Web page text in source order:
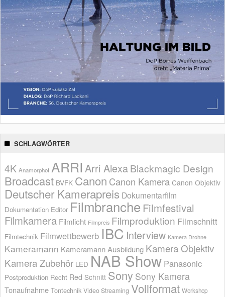
SCHLAGWÖRTER
4K Anamorphot ARRI Arri AlexaBlackmagic Design
Broadcast BVFK Canon Canon Kamera Canon Objektiv
Deutscher Kamerapreis Dokumentarfilm
Dokumentation Editor Filmbranche Filmfestival
Filmkamera Filmlicht Filmpreis Filmproduktion Filmschnitt
Filmtechnik Filmwettbewerb IBC Interview Kamera Drohne
Kameramann Kameramann Ausbildung Kamera Objektiv
Kamera Zubehör LED NAB Show Panasonic
Postproduktion Recht Red Schnitt Sony Sony Kamera
Tonaufnahme Tontechnik Video Streaming Vollformat Workshop